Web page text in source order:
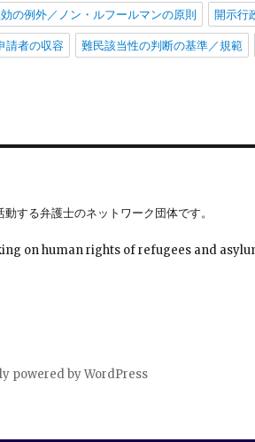
の例外／ノン・ルフールマンの原則 開示行
請者の収容 難民該当性の判断の基準／規範
する弁護士のネットワーク団体です。
on human rights of refugees and
powered by WordPress